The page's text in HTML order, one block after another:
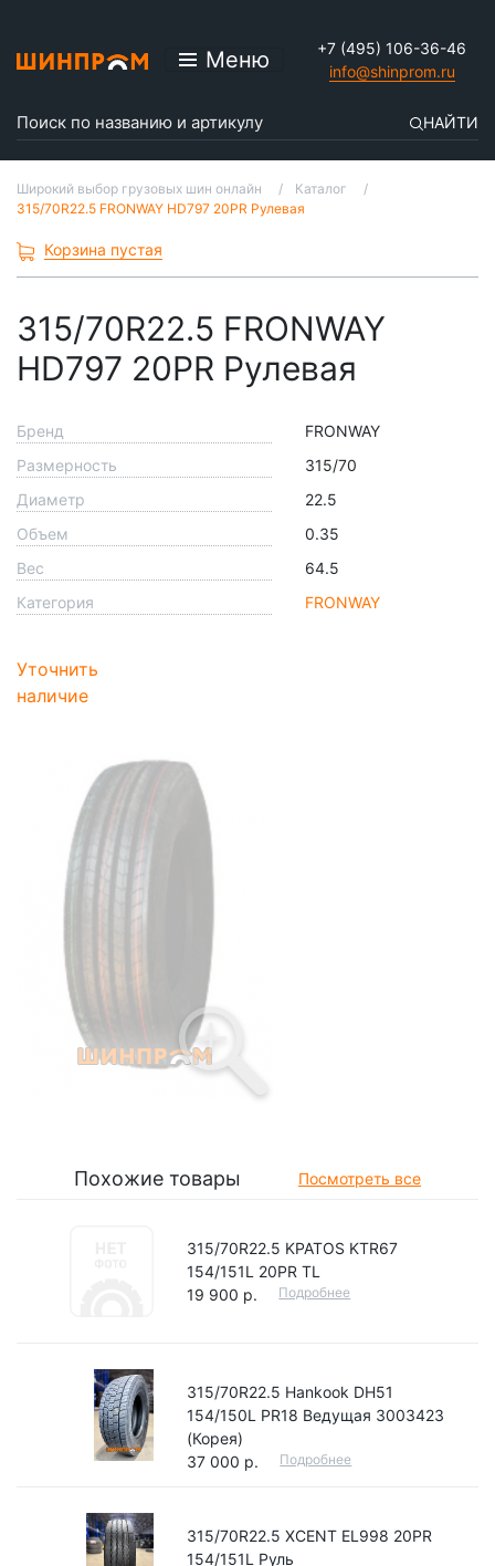
Меню
+7 (495) 106-36-46
info@shinprom.ru
НАЙТИ
Широкий выбор грузовых шин онлайн
Каталог
315/70R22.5 FRONWAY HD797 20PR Рулевая
Корзина пустая
315/70R22.5 FRONWAY
HD797 20PR Рулевая
Бренд
FRONWAY
Размерность
315/70
Диаметр
22.5
Объем
0.35
Вес
64.5
Категория
FRONWAY
Уточнить
наличие
Похожие товары Посмотреть все
315/70R22.5 KPATOS KTR67
154/151L 20PR TL
19 900 р.
Подробнее
315/70R22.5 Hankook DH51
154/150L PR18 Ведущая 3003423
(Корея)
37 000 р.
Подробнее
315/70R22.5 XCENT EL998 20PR
154/151L Руль